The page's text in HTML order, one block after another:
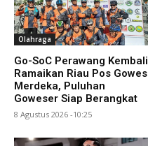
Olahraga
Go-SoC Perawang Kembali
Ramaikan Riau Pos Gowes
Merdeka, Puluhan
Goweser Siap Berangkat
8 Agustus 2026 -10:25